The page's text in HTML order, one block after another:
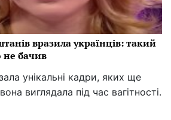
вразила українців: такий
бачив
унікальні кадри, яких ще
виглядала під час вагітності.